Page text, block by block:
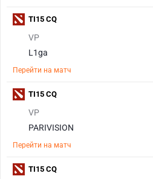
VP
L1ga
Перейти на матч
TI15 CQ
VP
PARIVISION
Перейти на матч
TI15 CQ
TI15 CQ